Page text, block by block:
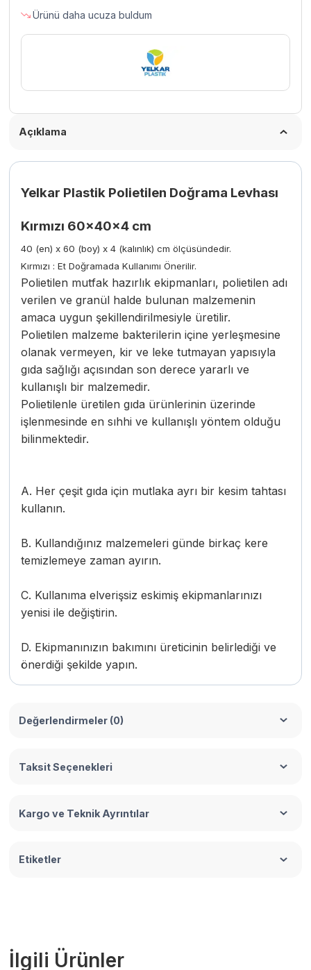
cmÜrünü daha ucuza buldum
Açıklama
Yelkar Plastik Polietilen Doğrama Levhası
Kırmızı 60x40x4 cm
40 (en) x 60 (boy) x 4 (kalınlık) cm ölçüsündedir.
Kırmızı : Et Doğramada Kullanımı Önerilir.
Polietilen mutfak hazırlık ekipmanları, polietilen adı
verilen ve granül halde bulunan malzemenin
amaca uygun şekillendirilmesiyle üretilir.
Polietilen malzeme bakterilerin içine yerleşmesine
olanak vermeyen, kir ve leke tutmayan yapısıyla
gıda sağlığı açısından son derece yararlı ve
kullanışlı bir malzemedir.
Polietilenle üretilen gıda ürünlerinin üzerinde
işlenmesinde en sıhhi ve kullanışlı yöntem olduğu
bilinmektedir.
A. Her çeşit gıda için mutlaka ayrı bir kesim tahtası
kullanın.
B. Kullandığınız malzemeleri günde birkaç kere
temizlemeye zaman ayırın.
C. Kullanıma elverişsiz eskimiş ekipmanlarınızı
yenisi ile değiştirin.
D. Ekipmanınızın bakımını üreticinin belirlediği ve
önerdiği şekilde yapın.
Değerlendirmeler (0)
Taksit Seçenekleri
Kargo ve Teknik Ayrıntılar
Etiketler
İlgili Ürünler